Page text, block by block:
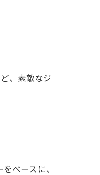
、素敵なジ
ベースに、